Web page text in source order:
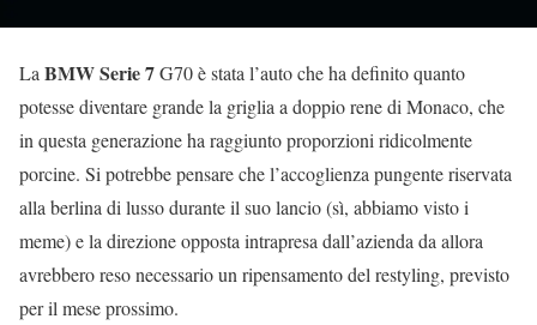
La BMW Serie 7G70 è stata l’auto che ha definito quanto
potesse diventare grande la griglia a doppio rene di Monaco, che
in questa generazione ha raggiunto proporzioni ridicolmente
porcine. Si potrebbe pensare che l’accoglienza pungente riservata
alla berlina di lusso durante il suo lancio (sì, abbiamo visto i
meme) e la direzione opposta intrapresa dall’azienda da allora
avrebbero reso necessario un ripensamento del restyling, previsto
per il mese prossimo.